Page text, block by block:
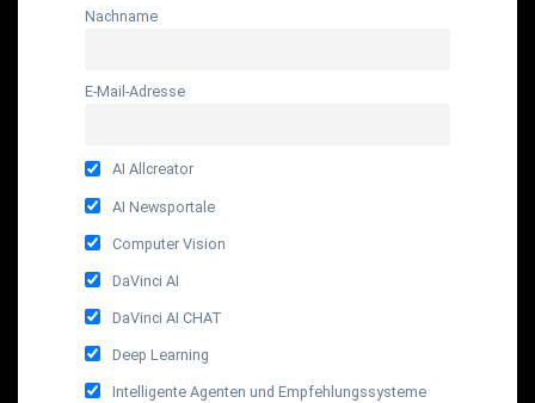
Nachname
E-Mail-Adresse
AI Allcreator
AI Newsportale
Computer Vision
DaVinci AI
DaVinci AI CHAT
Deep Learning
Intelligente Agenten und Empfehlungssysteme